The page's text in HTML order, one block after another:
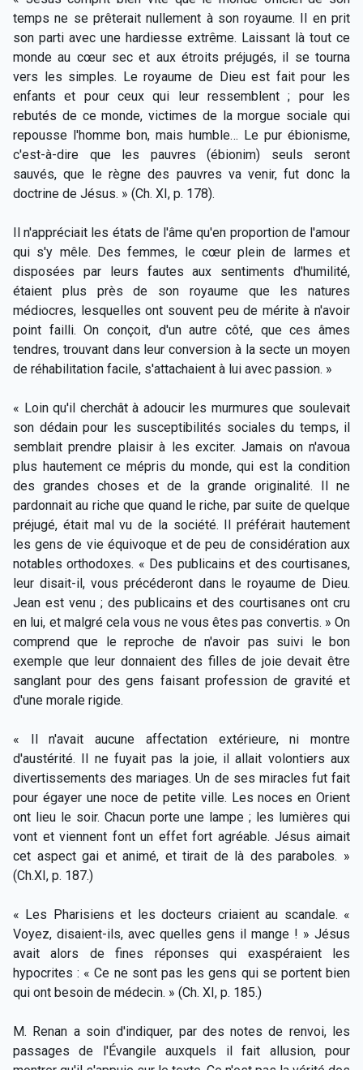
temps ne se prêterait nullement à son royaume. Il en prit
son parti avec une hardiesse extrême. Laissant là tout ce
monde au cœur sec et aux étroits préjugés, il se tourna
vers les simples. Le royaume de Dieu est fait pour les
enfants et pour ceux qui leur ressemblent ; pour les
rebutés de ce monde, victimes de la morgue sociale qui
repousse l'homme bon, mais humble… Le pur ébionisme,
c'est-à-dire que les pauvres (ébionim) seuls seront
sauvés, que le règne des pauvres va venir, fut donc la
doctrine de Jésus. » (Ch. XI, p. 178).
Il n'appréciait les états de l'âme qu'en proportion de l'amour
qui s'y mêle. Des femmes, le cœur plein de larmes et
disposées par leurs fautes aux sentiments d'humilité,
étaient plus près de son royaume que les natures
médiocres, lesquelles ont souvent peu de mérite à n'avoir
point failli. On conçoit, d'un autre côté, que ces âmes
tendres, trouvant dans leur conversion à la secte un moyen
de réhabilitation facile, s'attachaient à lui avec passion. »
« Loin qu'il cherchât à adoucir les murmures que soulevait
son dédain pour les susceptibilités sociales du temps, il
semblait prendre plaisir à les exciter. Jamais on n'avoua
plus hautement ce mépris du monde, qui est la condition
des grandes choses et de la grande originalité. Il ne
pardonnait au riche que quand le riche, par suite de quelque
préjugé, était mal vu de la société. Il préférait hautement
les gens de vie équivoque et de peu de considération aux
notables orthodoxes. « Des publicains et des courtisanes,
leur disait-il, vous précéderont dans le royaume de Dieu.
Jean est venu ; des publicains et des courtisanes ont cru
en lui, et malgré cela vous ne vous êtes pas convertis. » On
comprend que le reproche de n'avoir pas suivi le bon
exemple que leur donnaient des filles de joie devait être
sanglant pour des gens faisant profession de gravité et
d'une morale rigide.
« Il n'avait aucune affectation extérieure, ni montre
d'austérité. Il ne fuyait pas la joie, il allait volontiers aux
divertissements des mariages. Un de ses miracles fut fait
pour égayer une noce de petite ville. Les noces en Orient
ont lieu le soir. Chacun porte une lampe ; les lumières qui
vont et viennent font un effet fort agréable. Jésus aimait
cet aspect gai et animé, et tirait de là des paraboles. »
(Ch.XI, p. 187.)
« Les Pharisiens et les docteurs criaient au scandale. «
Voyez, disaient-ils, avec quelles gens il mange ! » Jésus
avait alors de fines réponses qui exaspéraient les
hypocrites : « Ce ne sont pas les gens qui se portent bien
qui ont besoin de médecin. » (Ch. XI, p. 185.)
M. Renan a soin d'indiquer, par des notes de renvoi, les
passages de l'Évangile auxquels il fait allusion, pour